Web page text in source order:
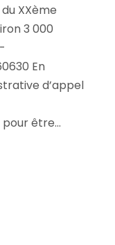
XXème
3 000
En
d’appel
être...